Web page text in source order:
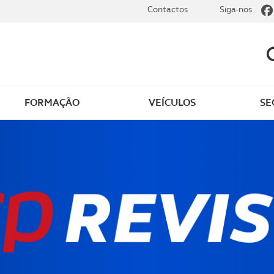
Golfe
Revista ACP Edição
impressa
FORMAÇÃO VEÍCULOS
Contactos Siga-nos